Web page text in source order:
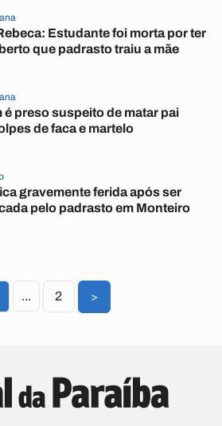
Estudante foi morta por ter
que padrasto traiu a mãe
é preso suspeito de matar pai
de faca e martelo
gravemente ferida após ser
pelo padrasto em Monteiro
... 2 >